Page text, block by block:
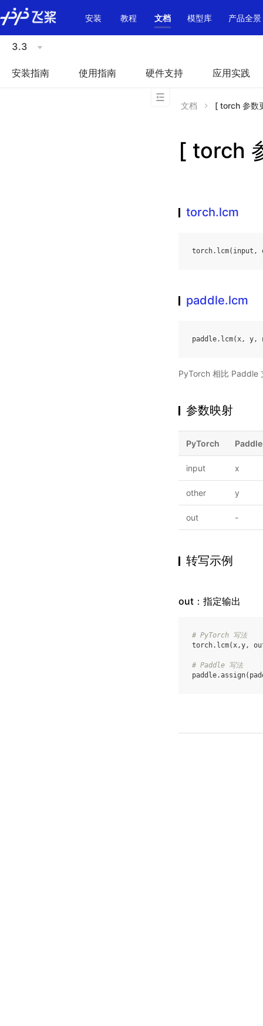
\u200E
安装
教程 文档 模型库 产品全景
3.3
安装指南 使用指南 硬件支持 应用实践
文档 [ torch 参数
[ torch
torch.lcm
torch. lcm( input ,
paddle.lcm
paddle. lcm(x, y,
PyTorch 相比 Paddle
参数映射
PyTorch
input x
other y
out -
转写示例
out：指定输出
# PyTorch 写法
torch. lcm(x,y,
# Paddle 写法
paddle.assign(